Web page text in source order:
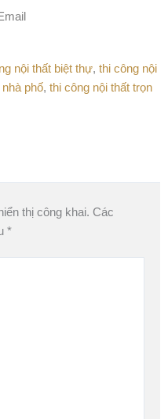
nội thất biệt thự,thi công nội
phố,thi công nội thất trọn
thị công khai. Các
*